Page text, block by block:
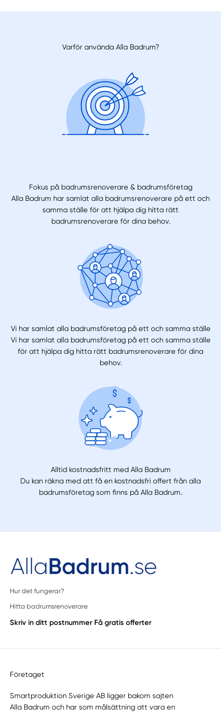
Varför använda Alla Badrum?
Fokus på badrumsrenoverare & badrumsföretag
Alla Badrum har samlat alla badrumsrenoverare på ett och
samma ställe för att hjälpa dig hitta rätt
badrumsrenoverare för dina behov.
Vi har samlat alla badrumsföretag på ett och samma ställe
Vi har samlat alla badrumsföretag på ett och samma ställe
för att hjälpa dig hitta rätt badrumsrenoverare för dina
behov.
Alltid kostnadsfritt med Alla Badrum
Du kan räkna med att få en kostnadsfri offert från alla
badrumsföretag som finns på Alla Badrum.
Hur det fungerar?
Hitta badrumsrenoverare
Skriv in ditt postnummer Få gratis offerter
Företaget
Smartproduktion Sverige AB ligger bakom sajten
Alla Badrum och har som målsättning att vara en